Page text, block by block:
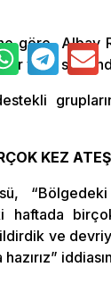
göre, Albay
bir yere
KEZ
ve